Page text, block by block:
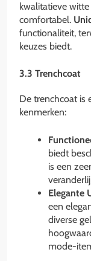
kwalitatieve
comfortabel.
functionaliteit,
keuzes biedt.
3.3 Trenchcoat
De trenchcoat is
kenmerken:
biedt
is een
Elegante
een
diverse
mode-